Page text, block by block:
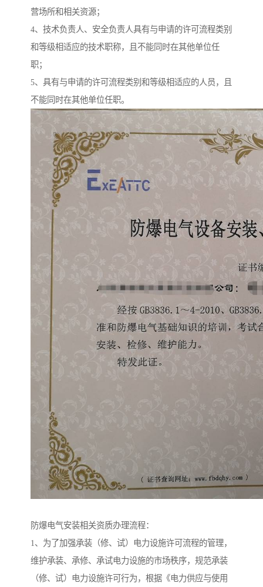
营场所和相关资源；
4、技术负责人、安全负责人具有与申请的许可流程类别
和等级相适应的技术职称，且不能同时在其他单位任
职；
5、具有与申请的许可流程类别和等级相适应的人员，且
不能同时在其他单位任职。
防爆电气安装相关资质办理流程：
1、为了加强承装（修、试）电力设施许可流程的管理，
维护承装、承修、承试电力设施的市场秩序，规范承装
（修、试）电力设施许可行为，根据《电力供应与使用